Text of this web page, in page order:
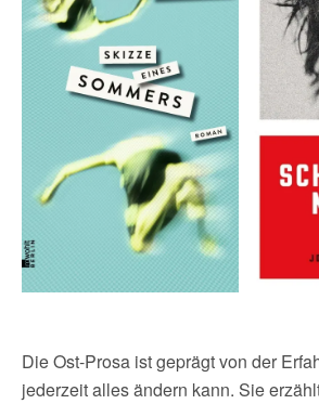
Die Ost-Prosa ist geprägt von der
jederzeit alles ändern kann. Sie